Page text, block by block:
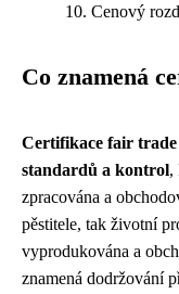
Cenový
Co znamená
Certifikace fair
standardů a kontrol,
zpracována a
pěstitele, tak životní
vyprodukována a
znamená dodržování